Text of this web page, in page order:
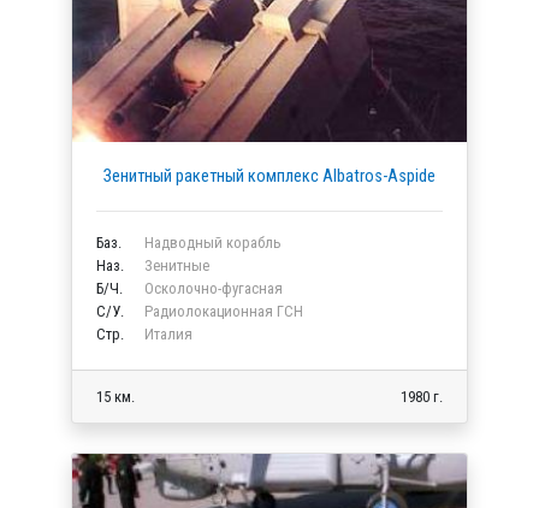
Зенитный ракетный комплекс Albatros-Aspide
Баз.
Надводный корабль
Наз.
Зенитные
Б/Ч.
Осколочно-фугасная
C/У.
Радиолокационная ГСН
Стр.
Италия
15 км. 1980 г.